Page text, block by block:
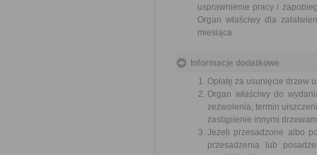
usprawnienie pracy i
Organ właściwy dla
miesiąca.
Informacje dodatkowe
Opłatę za usunięcie drzew
Organ właściwy do
zezwolenia, termin
zastąpienie innymi
Jeżeli przesadzone albo
przesadzenia lub